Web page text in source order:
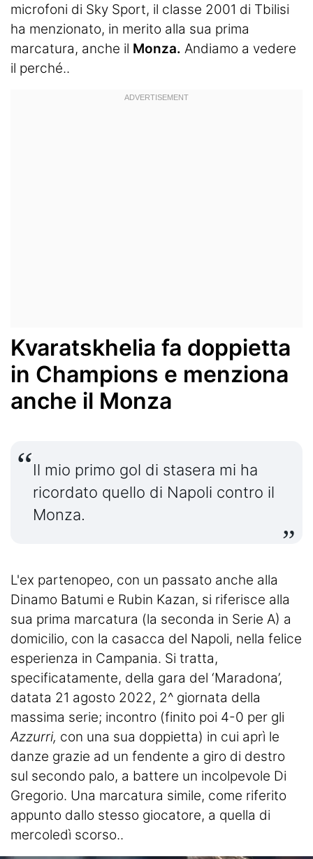
microfoni di Sky Sport, il classe 2001 di Tbilisi
ha menzionato, in merito alla sua prima
marcatura, anche il Monza. Andiamo a vedere
il perché..
Kvaratskhelia fa doppietta
in Champions e menziona
anche il Monza
Il mio primo gol di stasera mi ha
ricordato quello di Napoli contro il
Monza.
L'ex partenopeo, con un passato anche alla
Dinamo Batumi e Rubin Kazan, si riferisce alla
sua prima marcatura (la seconda in Serie A) a
domicilio, con la casacca del Napoli, nella felice
esperienza in Campania. Si tratta,
specificatamente, della gara del ‘Maradona’,
datata 21 agosto 2022, 2^ giornata della
massima serie; incontro (finito poi 4-0 per gli
Azzurri, con una sua doppietta) in cui aprì le
danze grazie ad un fendente a giro di destro
sul secondo palo, a battere un incolpevole Di
Gregorio. Una marcatura simile, come riferito
appunto dallo stesso giocatore, a quella di
mercoledì scorso..